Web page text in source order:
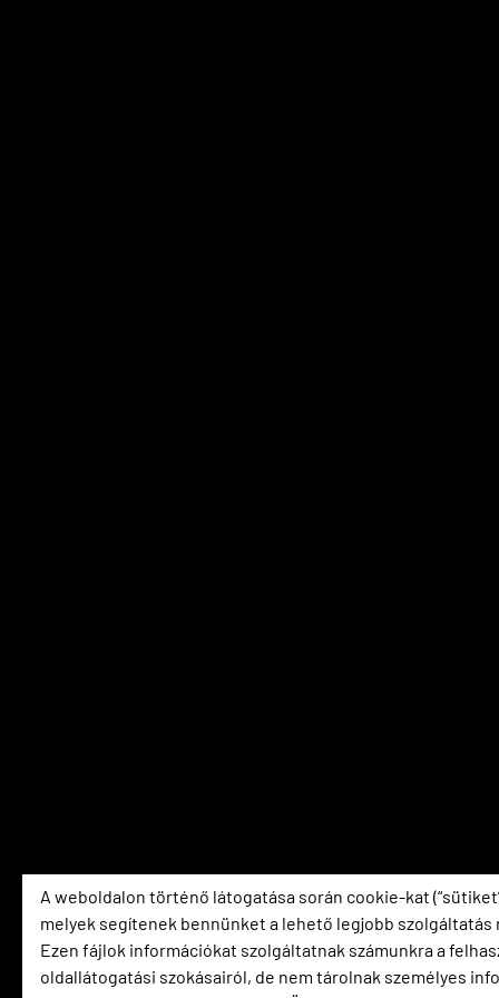
A weboldalon történő látogatása során cookie-kat
melyek segítenek bennünket a lehető legjobb szolgáltatás
Ezen fájlok információkat szolgáltatnak számunkra a
oldallátogatási szokásairól, de nem tárolnak személyes